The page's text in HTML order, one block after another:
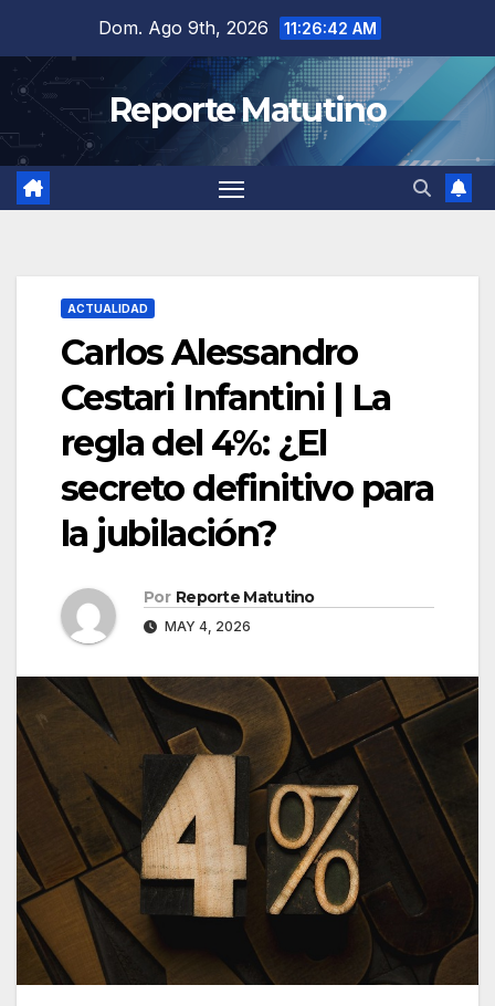
contenido
Dom. Ago 9th, 2026 11:26:43 AM
Reporte Matutino
ACTUALIDAD
Carlos Alessandro
Cestari Infantini | La
regla del 4%: ¿El
secreto definitivo para
la jubilación?
Por Reporte Matutino
MAY 4, 2026